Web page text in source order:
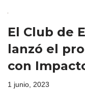
El Club de
lanzó el
con
1 junio, 2023